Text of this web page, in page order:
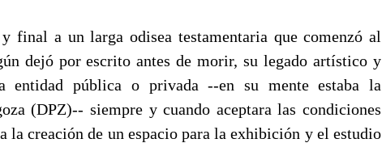
final a un larga odisea testamentaria que comenzó al
dejó por escrito antes de morir, su legado artístico y
entidad pública o privada --en su mente estaba la
(DPZ)-- siempre y cuando aceptara las condiciones
la creación de un espacio para la exhibición y el estudio